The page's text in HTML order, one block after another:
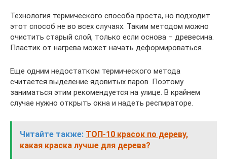
Технология термического способа проста, но подходит
этот способ не во всех случаях. Таким методом можно
очистить старый слой, только если основа – древесина.
Пластик от нагрева может начать деформироваться.
Еще одним недостатком термического метода
считается выделение ядовитых паров. Поэтому
заниматься этим рекомендуется на улице. В крайнем
случае нужно открыть окна и надеть респираторе.
Читайте также: ТОП-10 красок по дереву,
какая краска лучше для дерева?